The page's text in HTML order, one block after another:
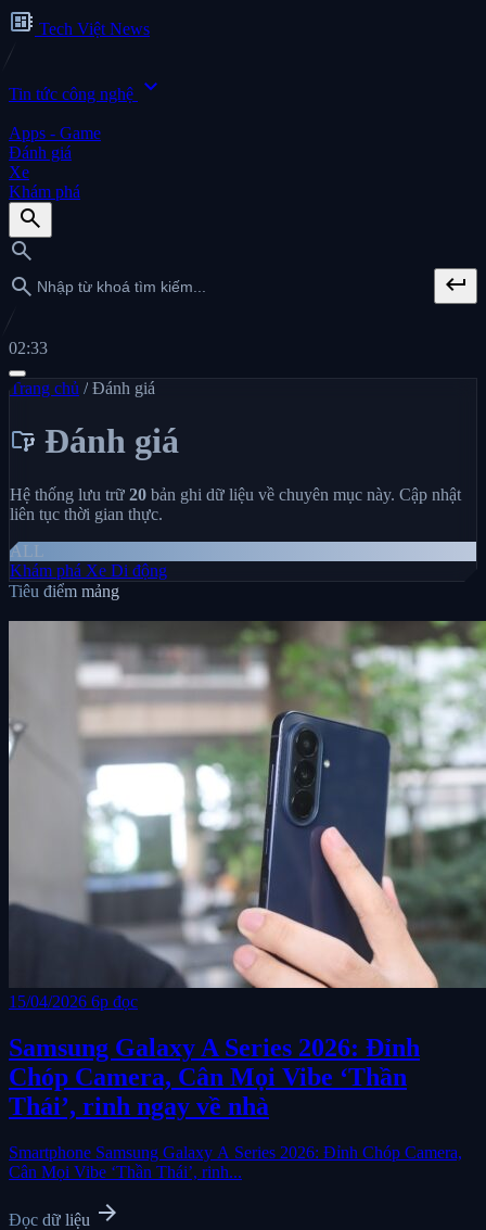
developer_board Tech Việt News
Tin tức công nghệ expand_more
Apps - Game
Đánh giá
Xe
Khám phá
search
search
search
keyboard_return
02:33
Trang chủ / Đánh giá
folder_data Đánh giá
Hệ thống lưu trữ 20 bản ghi dữ liệu về chuyên mục này. Cập nhật
liên tục thời gian thực.
ALL
Khám phá Xe Di động
Tiêu điểm mảng
15/04/2026 6p đọc
Samsung Galaxy A Series 2026: Đỉnh
Chóp Camera, Cân Mọi Vibe ‘Thần
Thái’, rinh ngay về nhà
Smartphone Samsung Galaxy A Series 2026: Đỉnh Chóp Camera,
Cân Mọi Vibe ‘Thần Thái’, rinh...
Đọc dữ liệu arrow_forward